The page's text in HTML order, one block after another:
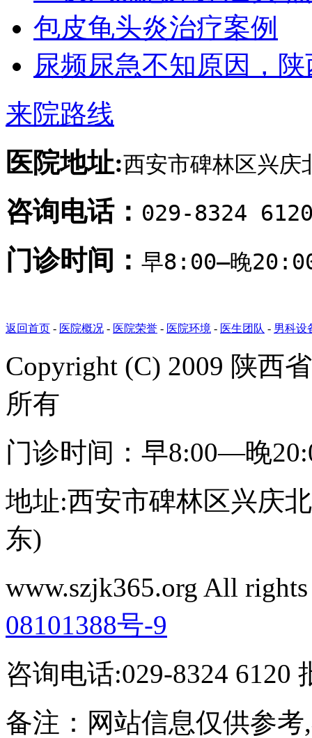
包皮龟头炎治疗案例
尿频尿急不知原因，
来院路线
医院地址:西安市碑林区兴
咨询电话： 029-8324
门诊时间： 早8:00—晚
返回首页 - 医院概况 - 医院荣誉 - 医院环境 - 医生团队 - 男科设
Copyright (C) 2009 陕西
所有
门诊时间：早8:00—晚
地址:西安市碑林区兴庆
东)
www.szjk365.org All
08101388号-9
咨询电话:029-8324 6120
备注：网站信息仅供参